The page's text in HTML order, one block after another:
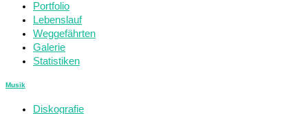
Portfolio
Lebenslauf
Weggefährten
Galerie
Statistiken
Musik
Diskografie